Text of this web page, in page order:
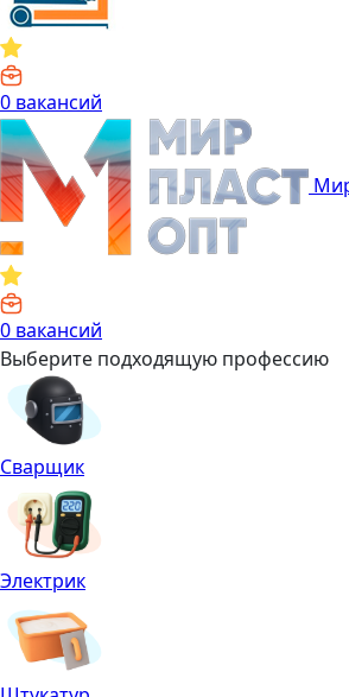
0 вакансий
0 вакансий
Выберите подходящую профессию
Сварщик
Электрик